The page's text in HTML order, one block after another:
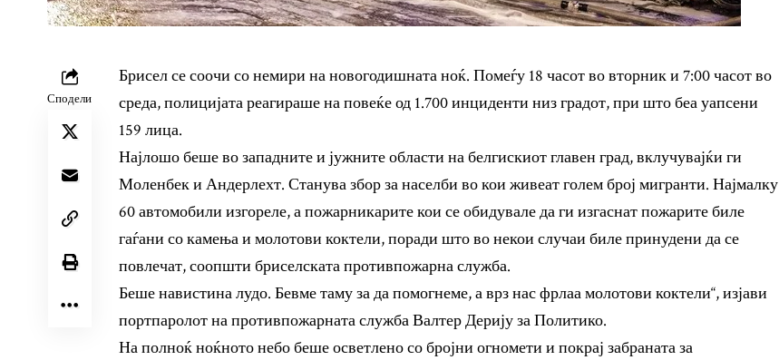
Сподели
Брисел се соочи со немири на новогодишната ноќ. Помеѓу 18 часот во вторник и 7:00 часот во
среда, полицијата реагираше на повеќе од 1.700 инциденти низ градот, при што беа уапсени
159 лица.
Најлошо беше во западните и јужните области на белгискиот главен град, вклучувајќи ги
Моленбек и Андерлехт. Станува збор за населби во кои живеат голем број мигранти. Најмалку
60 автомобили изгореле, а пожарникарите кои се обидувале да ги изгаснат пожарите биле
гаѓани со камења и молотови коктели, поради што во некои случаи биле принудени да се
повлечат, соопшти бриселската противпожарна служба.
Беше навистина лудо. Бевме таму за да помогнеме, а врз нас фрлаа молотови коктели“, изјави
портпаролот на противпожарната служба Валтер Дерију за Политико.
На полноќ ноќното небо беше осветлено со бројни огномети и покрај забраната за